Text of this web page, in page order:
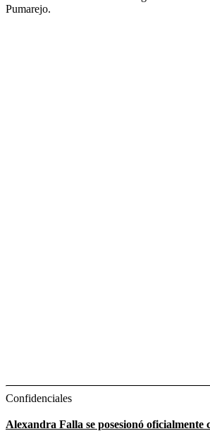
Pumarejo.
Confidenciales
Alexandra Falla se posesionó oficialmente